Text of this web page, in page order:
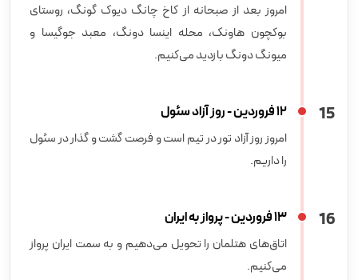
امروز بعد از صبحانه از کاخ چانگ دیوک گونگ، روستای
بوکچون هاونک، محله اینسا دونگ، معبد جوگیسا و
میونگ دونگ بازدید می‌کنیم.
15 12 فروردین - روز آزاد سئول
امروز روز آزاد تور در تیم است و فرصت گشت و گذار در سئول
را داریم.
16 13 فروردین - پرواز به ایران
اتاق‌های هتلمان را تحویل می‌دهیم و به سمت ایران پرواز
می‌کنیم.